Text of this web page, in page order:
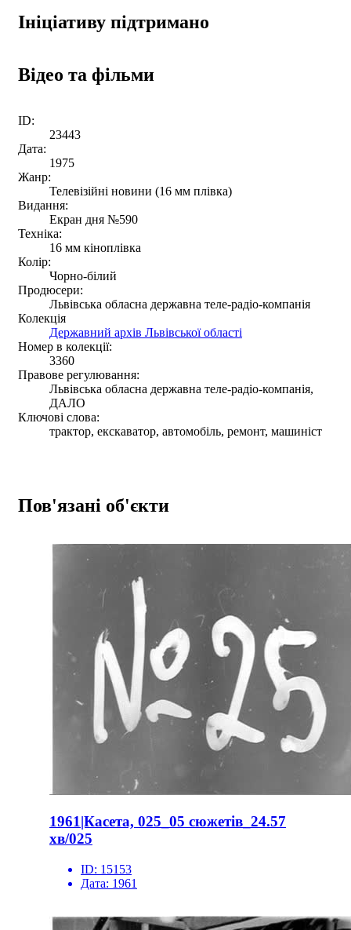
Ініціативу підтримано
Відео та фільми
ID:
23443
Дата:
1975
Жанр:
Телевізійні новини (16 мм плівка)
Видання:
Екран дня №590
Техніка:
16 мм кіноплівка
Колір:
Чорно-білий
Продюсери:
Львівська обласна державна теле-радіо-компанія
Колекція
Державний архів Львівської області
Номер в колекції:
3360
Правове регулювання:
Львівська обласна державна теле-радіо-компанія,
ДАЛО
Ключові слова:
трактор, екскаватор, автомобіль, ремонт, машиніст
Пов'язані об'єкти
1961|Касета, 025_05 сюжетів_24.57
хв/025
ID: 15153
Дата: 1961